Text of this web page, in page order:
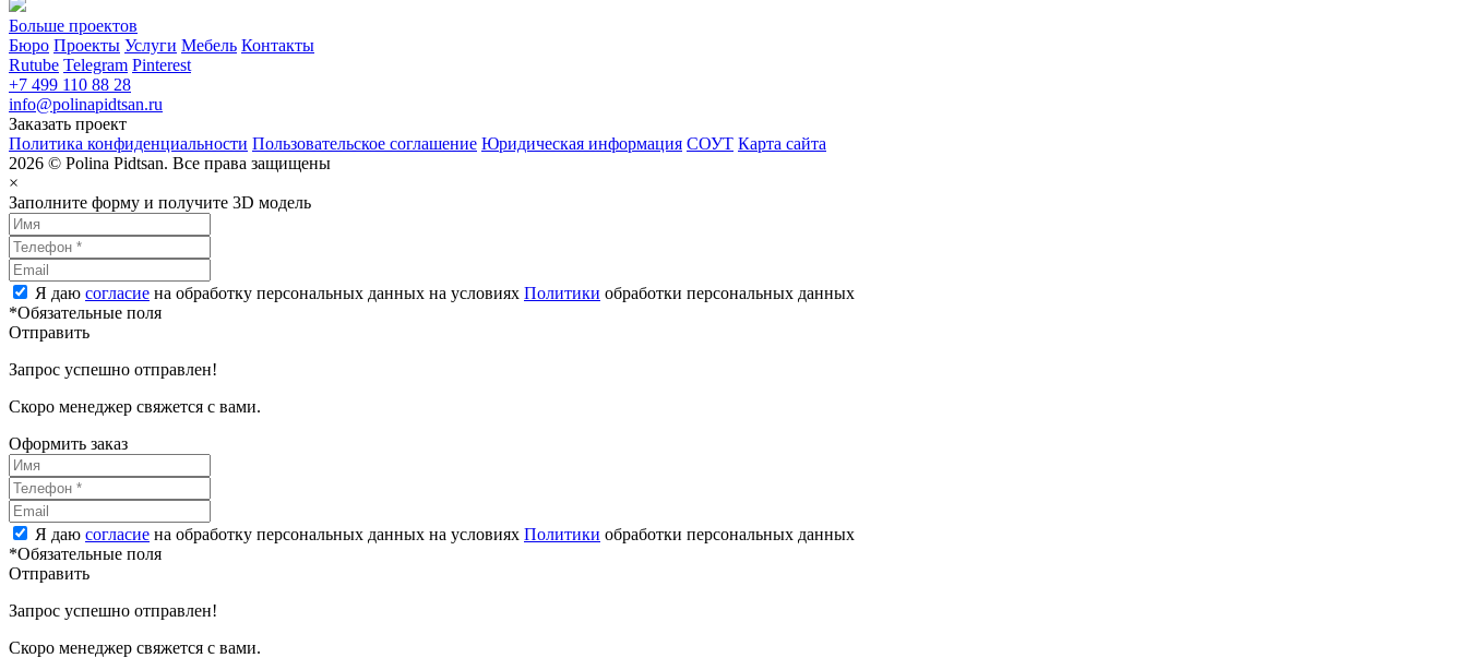
Больше проектов
Бюро Проекты Услуги Мебель Контакты
Rutube Telegram Pinterest
+7 499 110 88 28
info@polinapidtsan.ru
Заказать проект
Политика конфиденциальности Пользовательское соглашение Юридическая информация СОУТ Карта сайта
2026 © Polina Pidtsan. Все права защищены
×
Заполните форму и получите 3D модель
Я даю согласие на обработку персональных данных на условиях Политики обработки персональных данных
*Обязательные поля
Отправить
Запрос успешно отправлен!
Скоро менеджер свяжется с вами.
Оформить заказ
Я даю согласие на обработку персональных данных на условиях Политики обработки персональных данных
*Обязательные поля
Отправить
Запрос успешно отправлен!
Скоро менеджер свяжется с вами.